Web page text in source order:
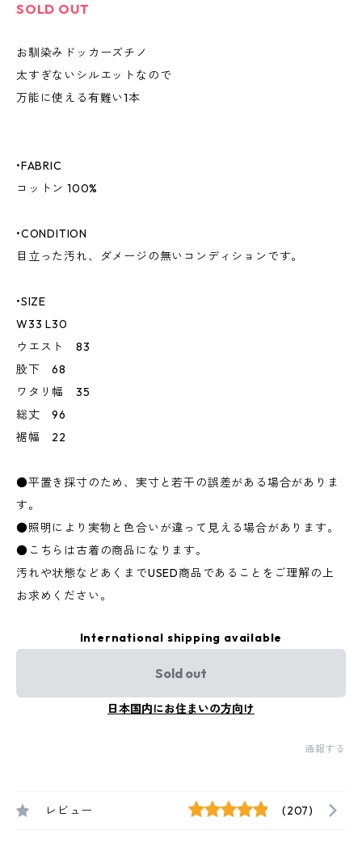
SOLD OUT
お馴染みドッカーズチノ
太すぎないシルエットなので
万能に使える有難い1本
•FABRIC
コットン 100%
•CONDITION
目立った汚れ、ダメージの無いコンディションです。
•SIZE
W33 L30
ウエスト 83
股下 68
ワタリ幅 35
総丈 96
裾幅 22
●平置き採寸のため、実寸と若干の誤差がある場合がありま
す。
●照明により実物と色合いが違って見える場合があります。
●こちらは古着の商品になります。
汚れや状態などあくまでUSED商品であることをご理解の上
お求めください。
International shipping available
Sold out
日本国内にお住まいの方向け
通報する
レビュー (207)